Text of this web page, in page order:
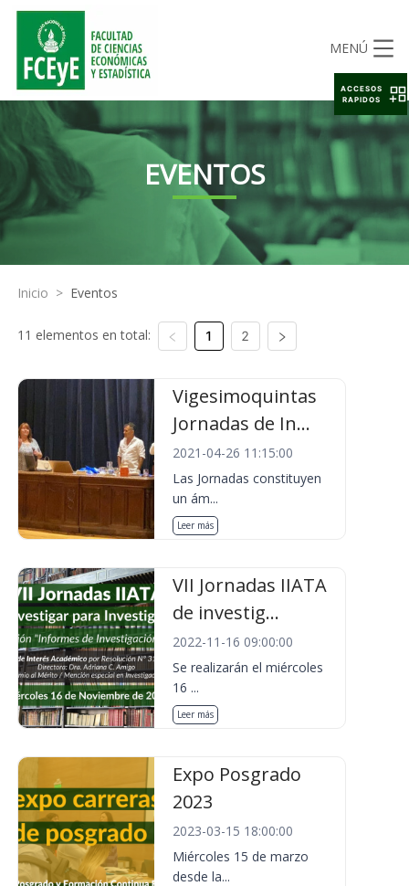
MENÚ
EVENTOS
Inicio > Eventos
11 elementos en total: 1 2
Vigesimoquintas
Jornadas de In...
2021-04-26 11:15:00
Las Jornadas constituyen
un ám...
Leer más
VII Jornadas IIATA
de investig...
2022-11-16 09:00:00
Se realizarán el miércoles
16 ...
Leer más
Expo Posgrado
2023
2023-03-15 18:00:00
Miércoles 15 de marzo
desde la...
ACCESOS
RAPIDOS